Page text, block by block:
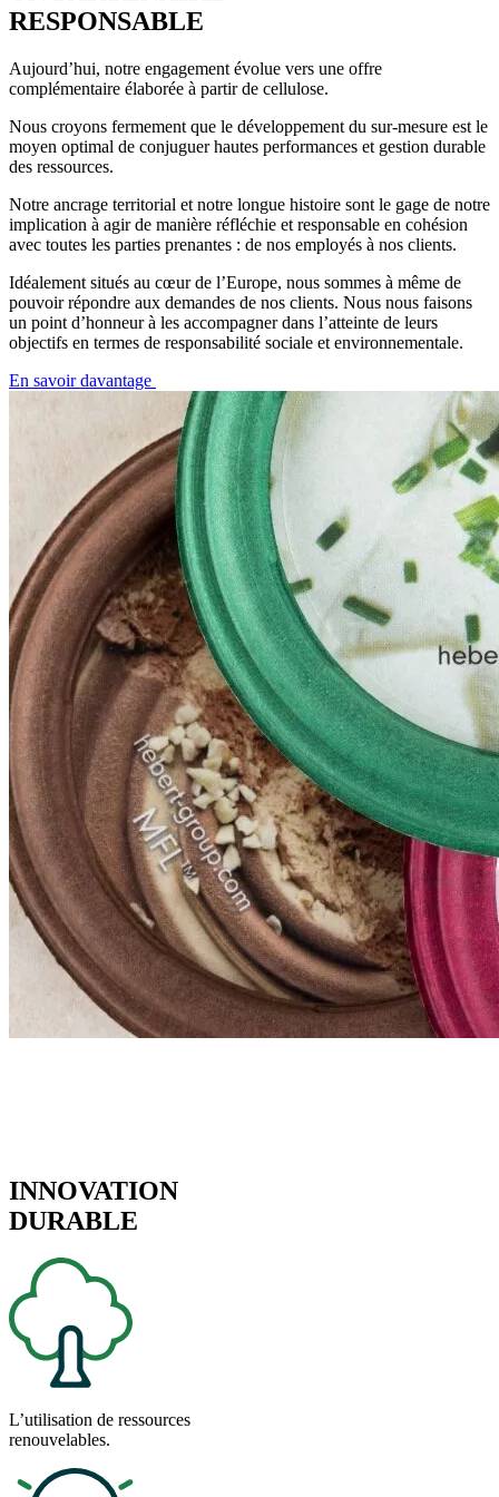
RESPONSABLE
Aujourd’hui, notre engagement évolue vers une offre
complémentaire élaborée à partir de cellulose.
Nous croyons fermement que le développement du sur-mesure est le
moyen optimal de conjuguer hautes performances et gestion durable
des ressources.
Notre ancrage territorial et notre longue histoire sont le gage de notre
implication à agir de manière réfléchie et responsable en cohésion
avec toutes les parties prenantes : de nos employés à nos clients.
Idéalement situés au cœur de l’Europe, nous sommes à même de
pouvoir répondre aux demandes de nos clients. Nous nous faisons
un point d’honneur à les accompagner dans l’atteinte de leurs
objectifs en termes de responsabilité sociale et environnementale.
En savoir davantage
INNOVATION
DURABLE
L’utilisation de ressources
renouvelables.